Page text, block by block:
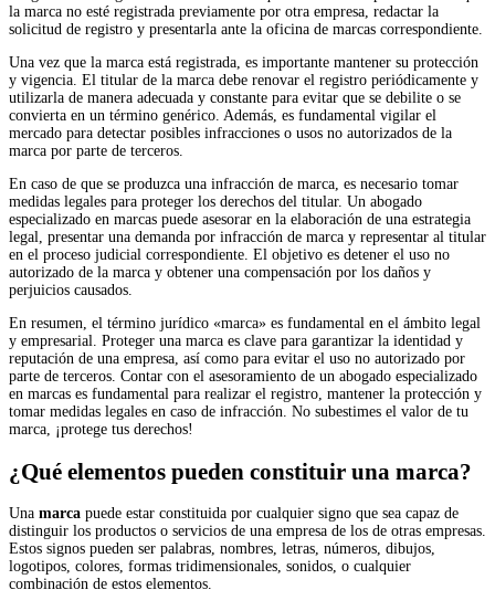
la marca no esté registrada previamente por otra empresa, redactar la
solicitud de registro y presentarla ante la oficina de marcas correspondiente.
Una vez que la marca está registrada, es importante mantener su protección
y vigencia. El titular de la marca debe renovar el registro periódicamente y
utilizarla de manera adecuada y constante para evitar que se debilite o se
convierta en un término genérico. Además, es fundamental vigilar el
mercado para detectar posibles infracciones o usos no autorizados de la
marca por parte de terceros.
En caso de que se produzca una infracción de marca, es necesario tomar
medidas legales para proteger los derechos del titular. Un abogado
especializado en marcas puede asesorar en la elaboración de una estrategia
legal, presentar una demanda por infracción de marca y representar al titular
en el proceso judicial correspondiente. El objetivo es detener el uso no
autorizado de la marca y obtener una compensación por los daños y
perjuicios causados.
En resumen, el término jurídico «marca» es fundamental en el ámbito legal
y empresarial. Proteger una marca es clave para garantizar la identidad y
reputación de una empresa, así como para evitar el uso no autorizado por
parte de terceros. Contar con el asesoramiento de un abogado especializado
en marcas es fundamental para realizar el registro, mantener la protección y
tomar medidas legales en caso de infracción. No subestimes el valor de tu
marca, ¡protege tus derechos!
¿Qué elementos pueden constituir una marca?
Una marca puede estar constituida por cualquier signo que sea capaz de
distinguir los productos o servicios de una empresa de los de otras empresas.
Estos signos pueden ser palabras, nombres, letras, números, dibujos,
logotipos, colores, formas tridimensionales, sonidos, o cualquier
combinación de estos elementos.